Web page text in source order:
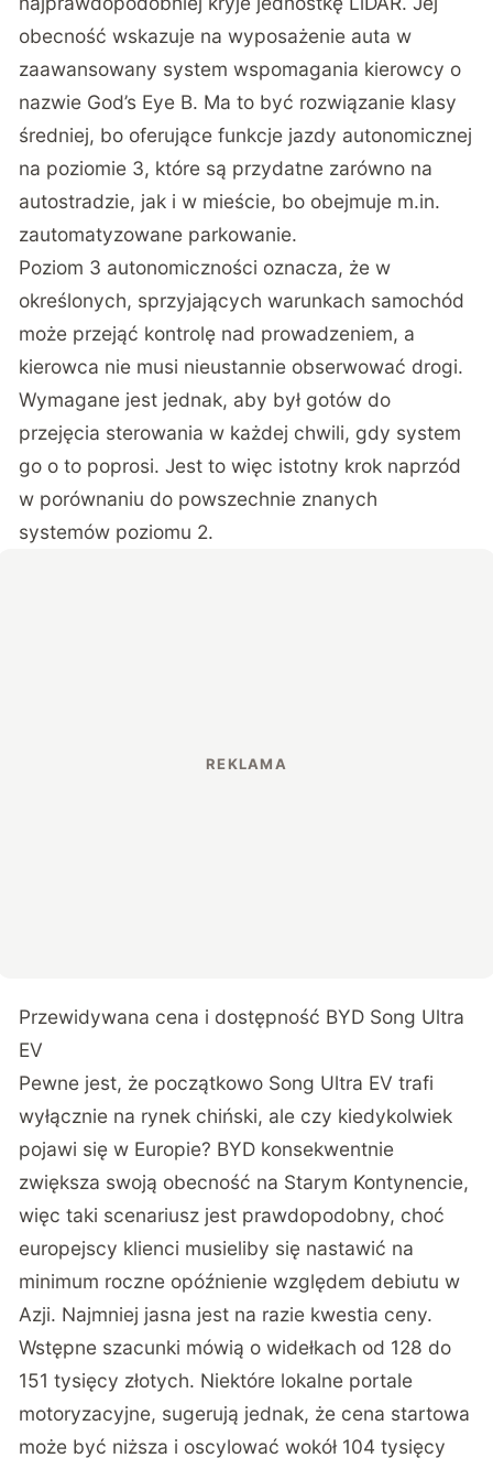
obecność wskazuje na wyposażenie auta w
zaawansowany system wspomagania kierowcy o
nazwie God’s Eye B. Ma to być rozwiązanie klasy
średniej, bo oferujące funkcje jazdy autonomicznej
na poziomie 3, które są przydatne zarówno na
autostradzie, jak i w mieście, bo obejmuje m.in.
zautomatyzowane parkowanie.
Poziom 3 autonomiczności oznacza, że w
określonych, sprzyjających warunkach samochód
może przejąć kontrolę nad prowadzeniem, a
kierowca nie musi nieustannie obserwować drogi.
Wymagane jest jednak, aby był gotów do
przejęcia sterowania w każdej chwili, gdy system
go o to poprosi. Jest to więc istotny krok naprzód
w porównaniu do powszechnie znanych
systemów poziomu 2.
Przewidywana cena i dostępność BYD Song Ultra
EV
Pewne jest, że początkowo Song Ultra EV trafi
wyłącznie na rynek chiński, ale czy kiedykolwiek
pojawi się w Europie? BYD konsekwentnie
zwiększa swoją obecność na Starym Kontynencie,
więc taki scenariusz jest prawdopodobny, choć
europejscy klienci musieliby się nastawić na
minimum roczne opóźnienie względem debiutu w
Azji. Najmniej jasna jest na razie kwestia ceny.
Wstępne szacunki mówią o widełkach od 128 do
151 tysięcy złotych. Niektóre lokalne portale
motoryzacyjne, sugerują jednak, że cena startowa
może być niższa i oscylować wokół 104 tysięcy